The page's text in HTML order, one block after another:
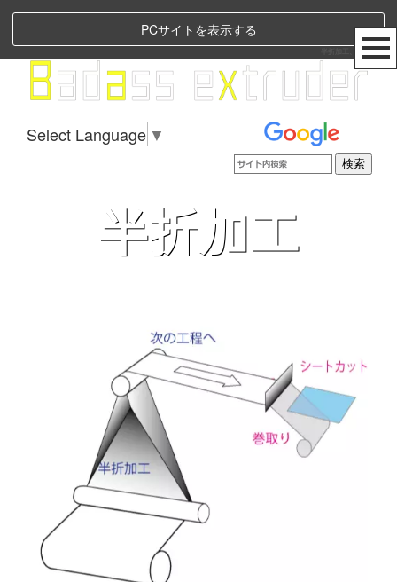
PCサイトを表示する
半折加工、Bax株式会社
Select Language ▼
半折加工